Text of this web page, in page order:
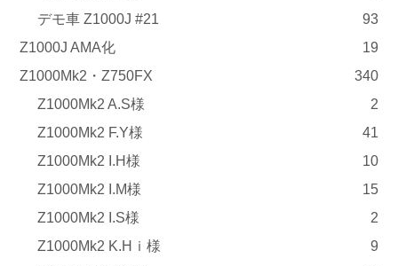
デモ車 Z1000J #21
93
Z1000J AMA化
19
Z1000Mk2・Z750FX
340
Z1000Mk2 A.S様
2
Z1000Mk2 F.Y様
41
Z1000Mk2 I.H様
10
Z1000Mk2 I.M様
15
Z1000Mk2 I.S様
2
Z1000Mk2 K.Hｉ様
9